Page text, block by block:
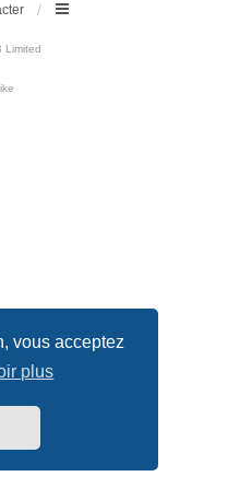
vous acceptez
plus
Limited